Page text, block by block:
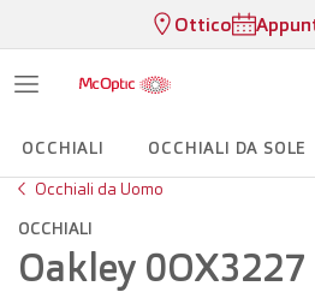
Ottico
OCCHIALI OCCHIALI DA SOLE
Occhiali da Uomo
OCCHIALI
Oakley 0OX3227